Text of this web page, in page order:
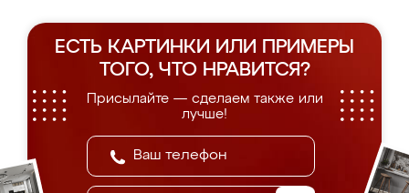
ЕСТЬ КАРТИНКИ ИЛИ ПРИМЕРЫ
ТОГО, ЧТО НРАВИТСЯ?
Присылайте — сделаем также или
лучше!